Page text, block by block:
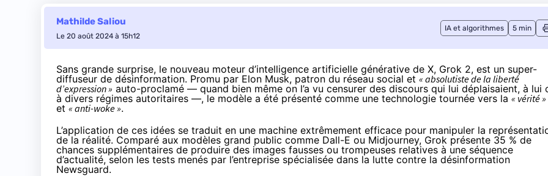
Mathilde Saliou
Le 20 août 2024 à 15h12
IA et algorithmes 5 min
Sans grande surprise, le nouveau moteur d’intelligence artificielle générative de X, Grok 2, est un super-
diffuseur de désinformation. Promu par Elon Musk, patron du réseau social et « absolutiste de la liberté
d’expression » auto-proclamé — quand bien même on l’a vu censurer des discours qui lui déplaisaient, à lui
à divers régimes autoritaires —, le modèle a été présenté comme une technologie tournée vers la « vérité »
et « anti-woke ».
L’application de ces idées se traduit en une machine extrêmement efficace pour manipuler la
de la réalité. Comparé aux modèles grand public comme Dall-E ou Midjourney, Grok présente 35 % de
chances supplémentaires de produire des images fausses ou trompeuses relatives à une séquence
d’actualité, selon les tests menés par l’entreprise spécialisée dans la lutte contre la désinformation
Newsguard.